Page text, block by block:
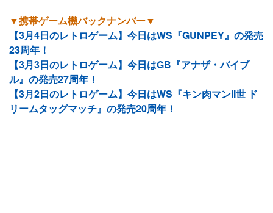
▼携帯ゲーム機バックナンバー▼
【3月4日のレトロゲーム】今日はWS『GUNPEY』の発売
23周年！
【3月3日のレトロゲーム】今日はGB『アナザ・バイブ
ル』の発売27周年！
【3月2日のレトロゲーム】今日はWS『キン肉マンII世 ド
リームタッグマッチ』の発売20周年！